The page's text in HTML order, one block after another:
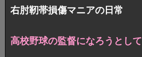
右肘靭帯損傷マニアの日常
高校野球の監督になろうとし